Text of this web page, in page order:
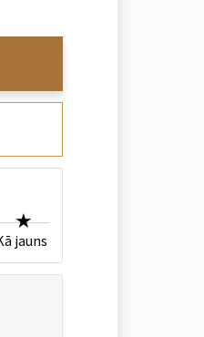
jauns